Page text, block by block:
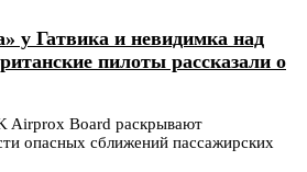
у Гатвика и невидимка над
пилоты рассказали о
Airprox Board раскрывают
опасных сближений пассажирских